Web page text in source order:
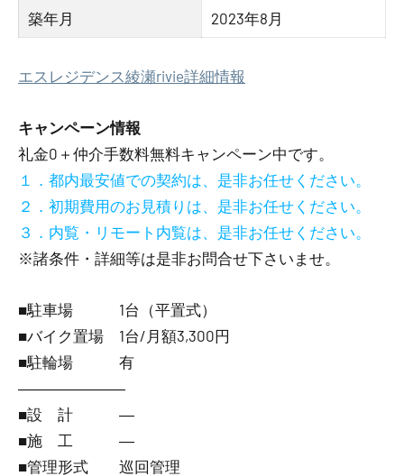
築年月 2023年8月
エスレジデンス綾瀬rivie詳細情報
キャンペーン情報
礼金0 ＋ 仲介手数料無料キャンペーン中です。
１．都内最安値での契約は、是非お任せください。
２．初期費用のお見積りは、是非お任せください。
３．内覧・リモート内覧は、是非お任せください。
※諸条件・詳細等は是非お問合せ下さいませ。
■駐車場 1台（平置式）
■バイク置場 1台/月額3,300円
■駐輪場 有
―――――――
■設 計 ―
■施 工 ―
■管理形式 巡回管理